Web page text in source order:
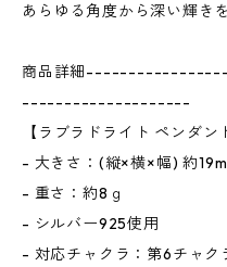
あらゆる角度から深い輝き
商品詳細
--------------------
【ラブラドライト ペンダン
- 大きさ：(縦×横×幅) 約
- 重さ：約8ｇ
- シルバー925使用
- 対応チャクラ：第6チャク